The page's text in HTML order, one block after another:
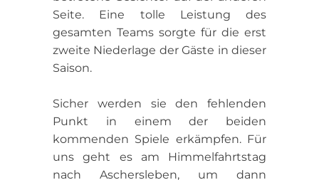
Seite. Eine tolle Leistung des
gesamten Teams sorgte für die erst
zweite Niederlage der Gäste in dieser
Saison.
Sicher werden sie den fehlenden
Punkt in einem der beiden
kommenden Spiele erkämpfen. Für
uns geht es am Himmelfahrtstag
nach Aschersleben, um dann